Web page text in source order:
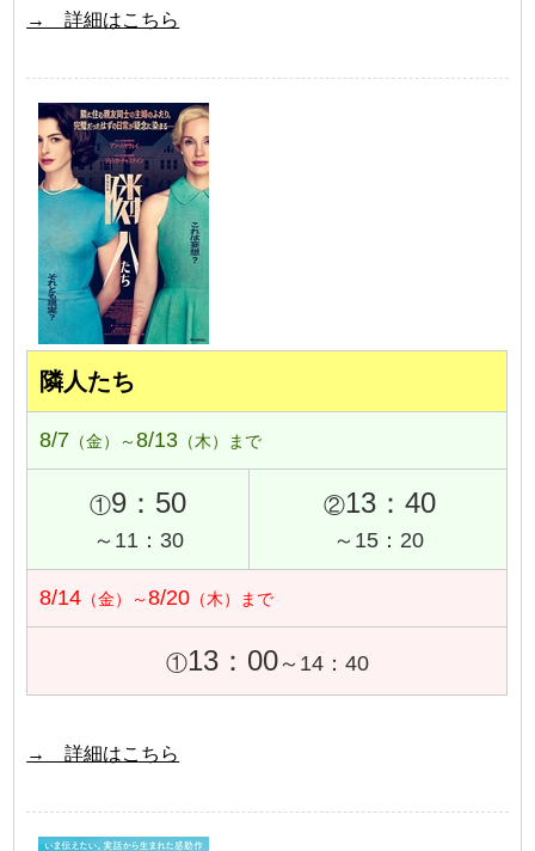
→ 詳細はこちら
隣人たち
8/7 （金）～8/13 （木）まで
①9：50
～11：30
②13：40
～15：20
8/14 （金）～8/20 （木）まで
①13：00～14：40
→ 詳細はこちら